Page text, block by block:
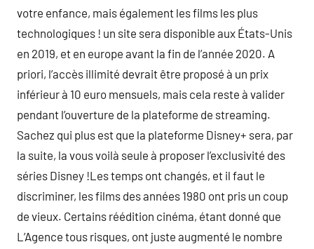
votre enfance, mais également les films les plus
technologiques ! un site sera disponible aux États-Unis
en 2019, et en europe avant la fin de l’année 2020. A
priori, l’accès illimité devrait être proposé à un prix
inférieur à 10 euro mensuels, mais cela reste à valider
pendant l’ouverture de la plateforme de streaming.
Sachez qui plus est que la plateforme Disney+ sera, par
la suite, la vous voilà seule à proposer l’exclusivité des
séries Disney !Les temps ont changés, et il faut le
discriminer, les films des années 1980 ont pris un coup
de vieux. Certains réédition cinéma, étant donné que
L’Agence tous risques, ont juste augmenté le nombre